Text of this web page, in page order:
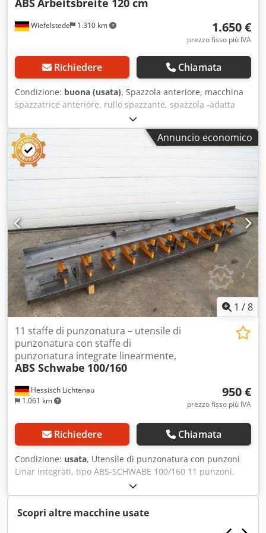
Wiefelstede 1.310 km
ABSArbeitsbreite 120 cm
1.650 €
prezzo fisso più IVA
Richiedere Chiamata
Condizione: buona (usata), Spazzola anteriore, macchina
spazzatrice anteriore, rullo spazzante, spazzola -adatta
per: Iseki Hako e altri trattori -azionamento tramite presa
di potenza -attacco a tre punti -idraulica: orientabile
Crsdpfob A I Akjx Adref -larghezza della spazzola: 1200 mm
-peso proprio: 140 kg
Annuncio economico
1 /8
Hessisch Lichtenau
1.061 km
11 staffe di punzonatura – utensile di
punzonatura con staffe di
punzonatura integrate linearmente,
ABS Schwabe 100/160
950 €
prezzo fisso più IVA
Richiedere Chiamata
Condizione: usata, Utensile di punzonatura con punzoni
Linar integrati, tipo ABS-SCHWABE 100/160 11 punzoni,
unità di punzonatura per piegatrice Anno di fabbricazione:
circa 1990 Sbalzo: 160 mm Capacità di punzonatura: da 0,3
a 5 mm di spessore del materiale Diametro del foro: da 2 a
7 mm Codpfxsdz Sp Ho Adrerf Altezza di installazione: 203
Scopri altre macchine usate